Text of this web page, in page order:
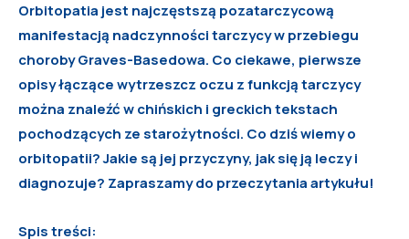
Orbitopatia jest najczęstszą pozatarczycową
manifestacją nadczynności tarczycy w przebiegu
choroby Graves-Basedowa. Co ciekawe, pierwsze
opisy łączące wytrzeszcz oczu z funkcją tarczycy
można znaleźć w chińskich i greckich tekstach
pochodzących ze starożytności. Co dziś wiemy o
orbitopatii? Jakie są jej przyczyny, jak się ją leczy i
diagnozuje? Zapraszamy do przeczytania artykułu!
Spis treści: